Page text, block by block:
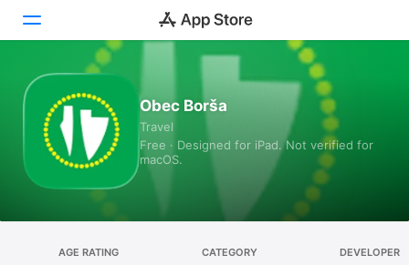
Today
Games
Apps
Arcade
Obec Borša
Travel
Free · Designed for iPad. Not verified for
macOS.
AGE RATING CATEGORY DEVELOPER